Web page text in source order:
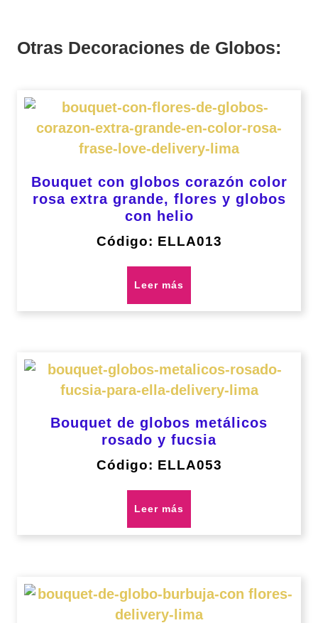
Otras Decoraciones de Globos:
Bouquet con globos corazón color
rosa extra grande, flores y globos
con helio
Código: ELLA013
Leer más
Bouquet de globos metálicos
rosado y fucsia
Código: ELLA053
Leer más